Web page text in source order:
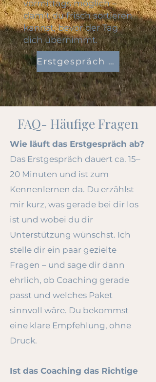
vormittags möglich –
damit du frisch sortieren
kannst, bevor der Tag
dich übernimmt.
Erstgespräch buchen
FAQ- Häufige Fragen
Wie läuft das Erstgespräch ab?
Das Erstgespräch dauert ca. 15–
20 Minuten und ist zum
Kennenlernen da. Du erzählst
mir kurz, was gerade bei dir los
ist und wobei du dir
Unterstützung wünschst. Ich
stelle dir ein paar gezielte
Fragen – und sage dir dann
ehrlich, ob Coaching gerade
passt und welches Paket
sinnvoll wäre. Du bekommst
eine klare Empfehlung, ohne
Druck.
Ist das Coaching das Richtige